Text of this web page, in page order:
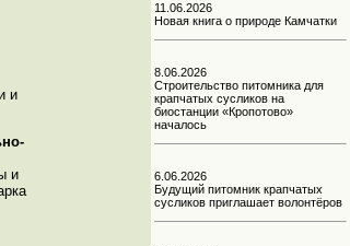
и
и
11.06.2026
Новая книга о природе Камчатки
8.06.2026
Строительство питомника для
крапчатых сусликов на
биостанции «Кропотово»
началось
6.06.2026
Будущий питомник крапчатых
сусликов приглашает волонтёров